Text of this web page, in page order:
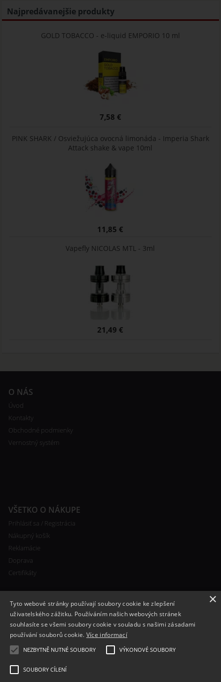
Najpredávanejšie produkty
GOLD TOBACCO - e-liquid EMPORIO 10 ml
7,58 €
PINK SHARK / Osviežujúca ovocná limonáda - Imperia Shark
Attack shake & vape 10ml
11,85 €
Vapefly NICOLAS MTL - 3ml
21,49 €
O NÁS
Úvod
Kontakty
Obchodné podmienky
Vernostný systém
VŠETKO O NÁKUPE
Prihlásiť sa / Registrácia
Nákupný košík
Reklamácie
Doprava
Certifikáty
RYCHLÝ KONTAKT
+420 608 138 367
info@bomba-cig.sk
×
Tyto webové stránky používají soubory cookie ke zlepšení
uživatelského zážitku. Používáním našich webových stránek
souhlasíte se všemi soubory cookie v souladu s našimi zásadami
používání souborů cookie. Více informací
NEZBYTNĚ NUTNÉ SOUBORY VÝKONOVÉ SOUBORY
SOUBORY CÍLENÍ